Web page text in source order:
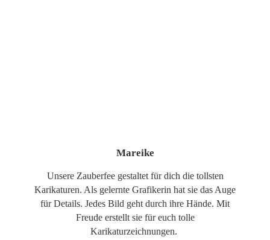
Mareike
Unsere Zauberfee gestaltet für dich die tollsten
Karikaturen. Als gelernte Grafikerin hat sie das Auge
für Details. Jedes Bild geht durch ihre Hände. Mit
Freude erstellt sie für euch tolle
Karikaturzeichnungen.